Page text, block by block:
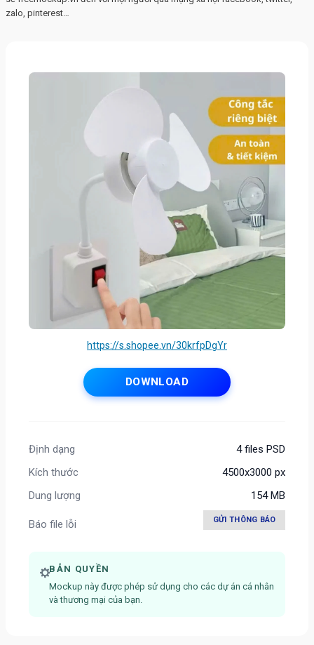
zalo, pinterest…
https://s.shopee.vn/30krfpDgYr
DOWNLOAD
Định dạng
4 files PSD
Kích thước
4500x3000 px
Dung lượng
154 MB
Báo file lỗi GỬI THÔNG BÁO
BẢN QUYỀN
Mockup này được phép sử dụng cho các dự án cá nhân
và thương mại của bạn.